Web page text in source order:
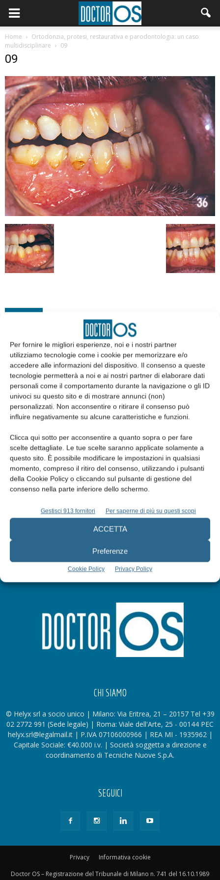
Per fornire le migliori esperienze, noi e i nostri partner
utilizziamo tecnologie come i cookie per memorizzare e/o
accedere alle informazioni del dispositivo. Il consenso a queste
tecnologie permetterà a noi e ai nostri partner di elaborare dati
personali come il comportamento durante la navigazione o gli ID
univoci su questo sito e di mostrare annunci (non)
personalizzati. Non acconsentire o ritirare il consenso può
influire negativamente su alcune caratteristiche e funzioni.
Clicca qui sotto per acconsentire a quanto sopra o per fare
scelte dettagliate. Le tue scelte saranno applicate solamente a
questo sito. È possibile modificare le impostazioni in qualsiasi
momento, compreso il ritiro del consenso, utilizzando i pulsanti
della Cookie Policy o cliccando sul pulsante di gestione del
consenso nella parte inferiore dello schermo.
Gestisci 913 fornitori Per saperne di più su questi scopi
ACCETTA
Preferenze
Cookie Policy Privacy Policy
Home
Ortodonzia, protesi, restaurativa e parodontologia: un caso
multidisciplinare
09
09
EDICOLA
Edicola web
Abbonati
Iscriviti alla newsletter
CHI SIAMO
© Helyx srl a socio unico | Milano: Via Eritrea, 21 – 20157 Tel +39
02 2772 991 (Sede legale) | Roma: Viale dell'Arte, 25 - 00144 PEC
helyx.srl@legalmail.it | P.IVA 07106000966 | REA MI - 1935962 |
Capitale Sociale: €40.000 i.v. | Società soggetta a direzione e
coordinamento di Tecniche Nuove S.p.A.
SEGUICI
Privacy
Informativa cookie
Doctor OS – Registrazione del Tribunale di Milano n. 741 del 16.10.1989